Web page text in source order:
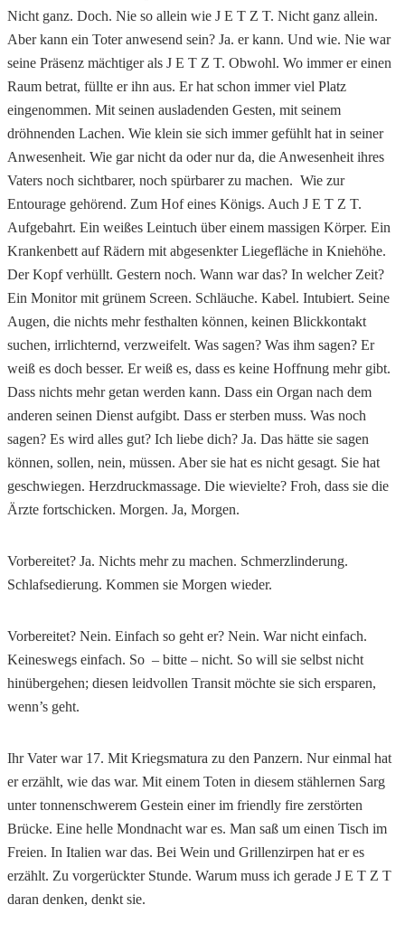
Nicht ganz. Doch. Nie so allein wie J E T Z T. Nicht ganz allein.
Aber kann ein Toter anwesend sein? Ja. er kann. Und wie. Nie war
seine Präsenz mächtiger als J E T Z T. Obwohl. Wo immer er einen
Raum betrat, füllte er ihn aus. Er hat schon immer viel Platz
eingenommen. Mit seinen ausladenden Gesten, mit seinem
dröhnenden Lachen. Wie klein sie sich immer gefühlt hat in seiner
Anwesenheit. Wie gar nicht da oder nur da, die Anwesenheit ihres
Vaters noch sichtbarer, noch spürbarer zu machen. Wie zur
Entourage gehörend. Zum Hof eines Königs. Auch J E T Z T.
Aufgebahrt. Ein weißes Leintuch über einem massigen Körper. Ein
Krankenbett auf Rädern mit abgesenkter Liegefläche in Kniehöhe.
Der Kopf verhüllt. Gestern noch. Wann war das? In welcher Zeit?
Ein Monitor mit grünem Screen. Schläuche. Kabel. Intubiert. Seine
Augen, die nichts mehr festhalten können, keinen Blickkontakt
suchen, irrlichternd, verzweifelt. Was sagen? Was ihm sagen? Er
weiß es doch besser. Er weiß es, dass es keine Hoffnung mehr gibt.
Dass nichts mehr getan werden kann. Dass ein Organ nach dem
anderen seinen Dienst aufgibt. Dass er sterben muss. Was noch
sagen? Es wird alles gut? Ich liebe dich? Ja. Das hätte sie sagen
können, sollen, nein, müssen. Aber sie hat es nicht gesagt. Sie hat
geschwiegen. Herzdruckmassage. Die wievielte? Froh, dass sie die
Ärzte fortschicken. Morgen. Ja, Morgen.
Vorbereitet? Ja. Nichts mehr zu machen. Schmerzlinderung.
Schlafsedierung. Kommen sie Morgen wieder.
Vorbereitet? Nein. Einfach so geht er? Nein. War nicht einfach.
Keineswegs einfach. So – bitte – nicht. So will sie selbst nicht
hinübergehen; diesen leidvollen Transit möchte sie sich ersparen,
wenn’s geht.
Ihr Vater war 17. Mit Kriegsmatura zu den Panzern. Nur einmal hat
er erzählt, wie das war. Mit einem Toten in diesem stählernen Sarg
unter tonnenschwerem Gestein einer im friendly fire zerstörten
Brücke. Eine helle Mondnacht war es. Man saß um einen Tisch im
Freien. In Italien war das. Bei Wein und Grillenzirpen hat er es
erzählt. Zu vorgerückter Stunde. Warum muss ich gerade J E T Z T
daran denken, denkt sie.